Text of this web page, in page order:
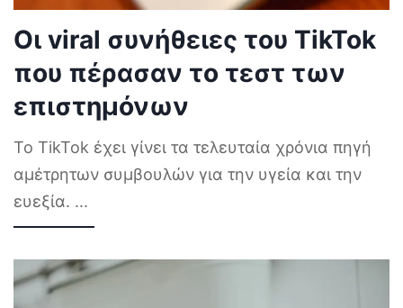
Οι viral συνήθειες του TikTok
που πέρασαν το τεστ των
επιστημόνων
Το TikTok έχει γίνει τα τελευταία χρόνια πηγή
αμέτρητων συμβουλών για την υγεία και την
ευεξία. ...